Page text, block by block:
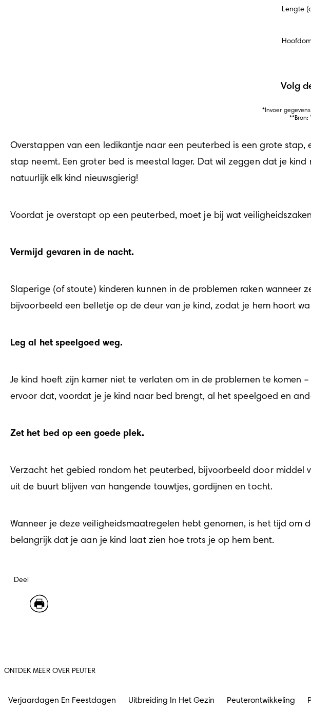
Lengte
Volg
*Invoer
**Bron:
Overstappen van een ledikantje naar een peuterbed is een grote
stap neemt. Een groter bed is meestal lager. Dat wil zeggen dat je
natuurlijk elk kind nieuwsgierig!
Voordat je overstapt op een peuterbed, moet je bij wat
Vermijd gevaren in de nacht.
Slaperige (of stoute) kinderen kunnen in de problemen raken
bijvoorbeeld een belletje op de deur van je kind, zodat je hem hoort
Leg al het speelgoed weg.
Je kind hoeft zijn kamer niet te verlaten om in de problemen te komen
ervoor dat, voordat je je kind naar bed brengt, al het speelgoed en
Zet het bed op een goede plek.
Verzacht het gebied rondom het peuterbed, bijvoorbeeld door middel
uit de buurt blijven van hangende touwtjes, gordijnen en tocht.
Wanneer je deze veiligheidsmaatregelen hebt genomen, is het tijd om
belangrijk dat je aan je kind laat zien hoe trots je op hem bent.
Deel
ONTDEK MEER OVER PEUTER
Verjaardagen En Feestdagen Uitbreiding In Het Gezin Peuterontwikkeling